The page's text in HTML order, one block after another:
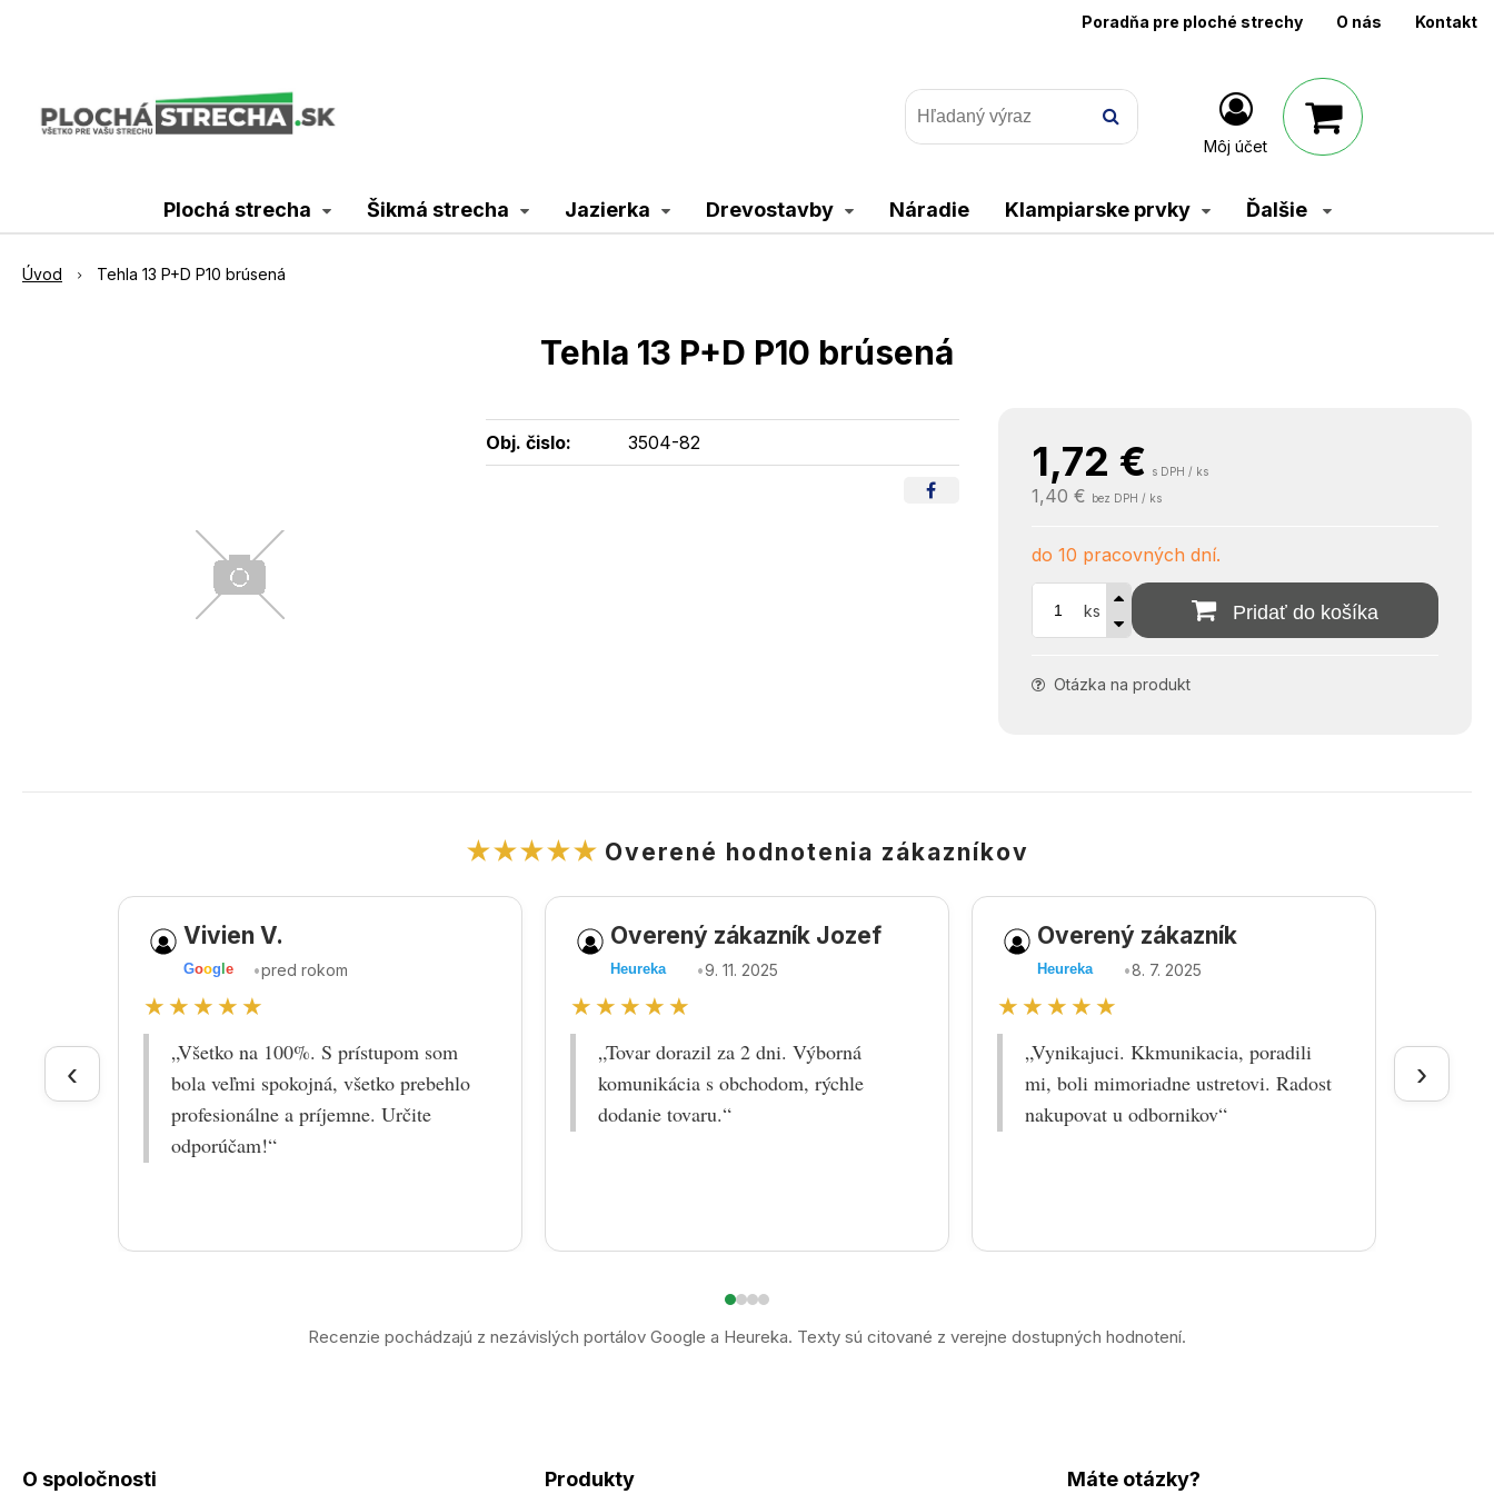
Poradňa pre ploché strechy O nás Kontakt
Môj účet
Plochá strecha Šikmá strecha Jazierka Drevostavby Náradie Klampiarske prvky Ďalšie
Úvod Tehla 13 P+D P10 brúsená
Tehla 13 P+D P10 brúsená
1,72 € s DPH / ks
1,40 € bez DPH / ks
do 10 pracovných dní.
ks Pridať do košíka
Otázka na produkt
Obj. čislo: 3504-82
★★★★★ Overené hodnotenia zákazníkov
‹
Vivien V.
Goog le •pred rokom
★★★★★
„Všetko na 100%. S prístupom som
bola veľmi spokojná, všetko prebehlo
profesionálne a príjemne. Určite
odporúčam!“
Overený zákazník Jozef
Heureka •9. 11. 2025
★★★★★
„Tovar dorazil za 2 dni. Výborná
komunikácia s obchodom, rýchle
dodanie tovaru.“
Overený zákazník
Heureka •8. 7. 2025
★★★★★
„Vynikajuci. Kkmunikacia, poradili
mi, boli mimoriadne ustretovi. Radost
nakupovat u odbornikov“
›
Recenzie pochádzajú z nezávislých portálov Google a Heureka. Texty sú citované z verejne dostupných hodnotení.
O spoločnosti Produkty Máte otázky?